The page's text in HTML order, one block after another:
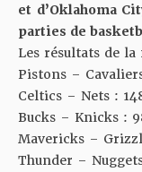
et d’Oklahoma
parties de
Les résultats de la
Pistons –
Celtics – Nets :
Bucks – Knicks :
Mavericks –
Thunder –